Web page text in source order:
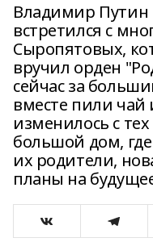
Владимир
встретился с
Сыропятовых,
вручил орден
сейчас за
вместе пили чай
изменилось с
большой дом,
их родители,
планы на